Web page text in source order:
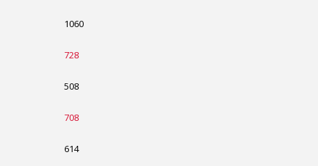
1060
728
508
708
614